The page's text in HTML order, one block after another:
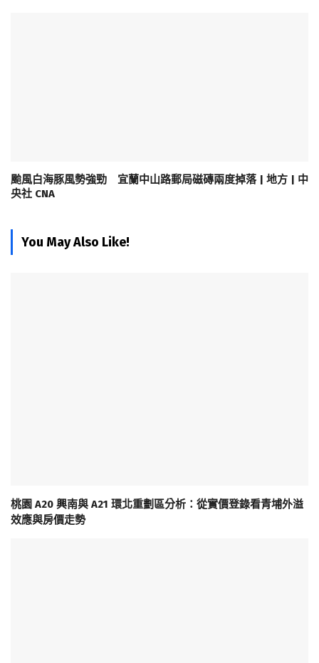
颱風白海豚風勢強勁 宜蘭中山路郵局磁磚兩度掉落 | 地方 | 中
央社 CNA
You May Also Like!
桃園 A20 興南與 A21 環北重劃區分析：從實價登錄看青埔外溢
效應與房價走勢